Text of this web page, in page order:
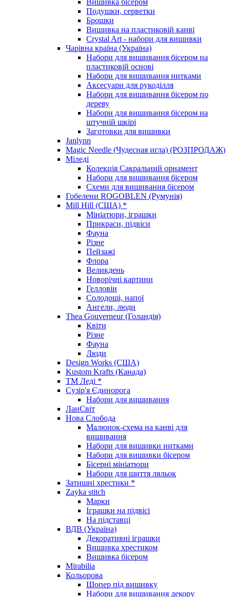
Подушки, серветки
Брошки
Вишивка на пластиковій канві
Crystal Art - набори для вишивки
Чарівна країна (Україна)
Набори для вишивання бісером на
пластиковій основі
Набори для вишивання нитками
Аксесуари для рукоділля
Набори для вишивання бісером по
дереву
Набори для вишивання бісером на
штучній шкірі
Заготовки для вишивки
Janlynn
Magic Needle (Чудесная игла) (РОЗПРОДАЖ)
Міледі
Колекція Сакральний орнамент
Набори для вишивання бісером
Схеми для вишивання бісером
Гобелени ROGOBLEN (Румунія)
Mill Hill (США) *
Мініатюри, іграшки
Прикраси, підвіси
Фауна
Різне
Пейзажі
Флора
Великдень
Новорічні картини
Гелловін
Солодощі, напої
Ангели, люди
Thea Gouverneur (Голандія)
Квіти
Різне
Фауна
Люди
Design Works (США)
Kustom Krafts (Канада)
ТМ Леді *
Сузір'я Єдинорога
Набори для вишивання
ЛанСвіт
Нова Слобода
Малюнок-схема на канві для
вишивання
Набори для вишивки нитками
Набори для вишивки бісером
Бісерні мініатюри
Набори для шиття ляльок
Затишні хрестики *
Zayka stitch
Марки
Іграшки на підвісі
На підставці
ВДВ (Україна)
Декоративні іграшки
Вишивка хрестиком
Вишивка бісером
Mirabilia
Кольорова
Шопер під вишивку
Набори для вишивання декору